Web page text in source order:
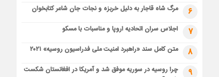
6 مرگ شاه قاجار به دلیل خربزه و نجات جان شاعر کتابخوان
7 اجلاس سران اتحادیه اروپا و مناسبات با مسکو
8 متن کامل سند «راهبرد امنیت ملی فدراسیون روسیه» ۲۰۲۱
9
چرا روسیه در سوریه موفق شد و آمریکا در افغانستان شکست